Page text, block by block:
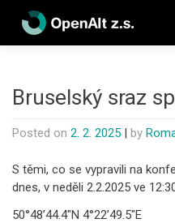
content
Bruselský sraz
Posted on 2. 2. 2025 by
S těmi, co se vypravili na
dnes, v neděli 2.2.2025 ve
50°48’44.4″N 4°22’49.5″E